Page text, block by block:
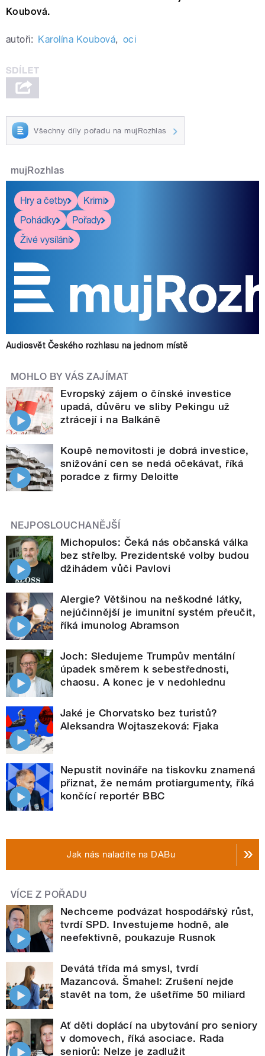
Koubová.
autoři: Karolína Koubová, oci
Všechny díly pořadu na mujRozhlas
mujRozhlas
Hry a četby
Krimi
Pohádky
Pořady
Živé vysílání
Audiosvět Českého rozhlasu na jednom místě
MOHLO BY VÁS ZAJÍMAT
Evropský zájem o čínské investice
upadá, důvěru ve sliby Pekingu už
ztrácejí i na Balkáně
Koupě nemovitosti je dobrá investice,
snižování cen se nedá očekávat, říká
poradce z firmy Deloitte
NEJPOSLOUCHANĚJŠÍ
Michopulos: Čeká nás občanská válka
bez střelby. Prezidentské volby budou
džihádem vůči Pavlovi
Alergie? Většinou na neškodné látky,
nejúčinnější je imunitní systém přeučit,
říká imunolog Abramson
Joch: Sledujeme Trumpův mentální
úpadek směrem k sebestřednosti,
chaosu. A konec je v nedohlednu
Jaké je Chorvatsko bez turistů?
Aleksandra Wojtaszeková: Fjaka
Nepustit novináře na tiskovku znamená
přiznat, že nemám protiargumenty, říká
končící reportér BBC
Jak nás naladíte na DABu
VÍCE Z POŘADU
Nechceme podvázat hospodářský růst,
tvrdí SPD. Investujeme hodně, ale
neefektivně, poukazuje Rusnok
Devátá třída má smysl, tvrdí
Mazancová. Šmahel: Zrušení nejde
stavět na tom, že ušetříme 50 miliard
Ať děti doplácí na ubytování pro seniory
v domovech, říká asociace. Rada
seniorů: Nelze je zadlužit